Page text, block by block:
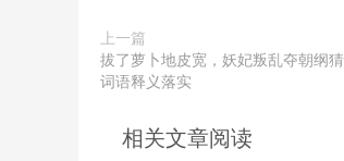
上一篇
拔了萝卜地皮宽，妖妃叛乱夺朝纲
词语释义落实
相关文章阅读